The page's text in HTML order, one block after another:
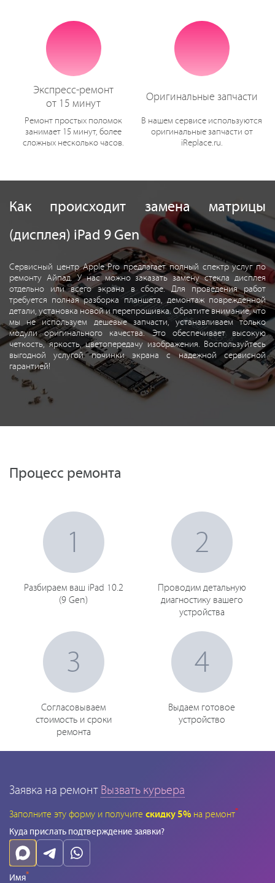
Экспресс-ремонт
от 15 минут
Ремонт простых поломок
занимает 15 минут, более
сложных несколько часов.
Оригинальные запчасти
В нашем сервисе используются
оригинальные запчасти от
iReplace.ru.
Как происходит замена матрицы
(дисплея) iPad 9 Gen
Сервисный центр Apple Pro предлагает полный спектр услуг по
ремонту Айпад. У нас можно заказать замену стекла дисплея
отдельно или всего экрана в сборе. Для проведения работ
требуется полная разборка планшета, демонтаж поврежденной
детали, установка новой и перепрошивка. Обратите внимание, что
мы не используем дешевые запчасти, устанавливаем только
модули оригинального качества. Это обеспечивает высокую
четкость, яркость, цветопередачу изображения. Воспользуйтесь
выгодной услугой починки экрана с надежной сервисной
гарантией!
Процесс ремонта
1
Разбираем ваш iPad 10.2
(9 Gen)
2
Проводим детальную
диагностику вашего
устройства
3
Согласовываем
стоимость и сроки
ремонта
4
Выдаем готовое
устройство
Заявка на ремонт Вызвать курьера
Заполните эту форму и получите скидку 5% на ремонт*
Куда прислать подтверждение заявки?
Имя*